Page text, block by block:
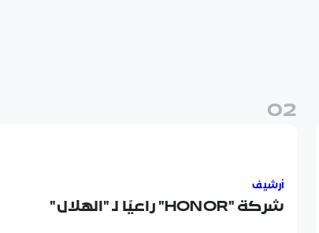
02
أرشيف
شركة "HONOR" راعيًا لـ "الهلال"